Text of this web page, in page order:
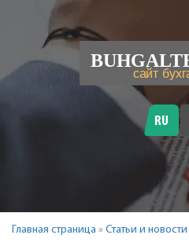
RU
Главная страница » Статьи и новости